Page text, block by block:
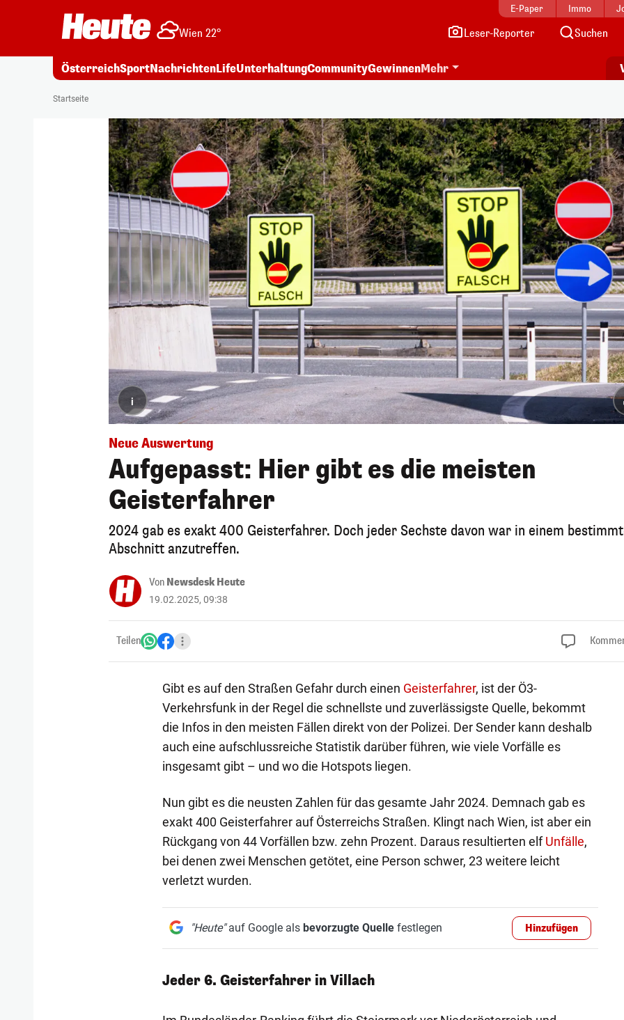
E-Paper Immo
Wien 22° Leser-Reporter Suchen
ÖsterreichSportNachrichtenLifeUnterhaltungCommunityGewinnenMehr
Startseite
i
Neue Auswertung
Aufgepasst: Hier gibt es die meisten
Geisterfahrer
2024 gab es exakt 400 Geisterfahrer. Doch jeder Sechste davon war in einem
Abschnitt anzutreffen.
Von Newsdesk Heute
19.02.2025, 09:38
Teilen
Gibt es auf den Straßen Gefahr durch einen Geisterfahrer, ist der Ö3-
Verkehrsfunk in der Regel die schnellste und zuverlässigste Quelle, bekommt
die Infos in den meisten Fällen direkt von der Polizei. Der Sender kann deshalb
auch eine aufschlussreiche Statistik darüber führen, wie viele Vorfälle es
insgesamt gibt – und wo die Hotspots liegen.
Nun gibt es die neusten Zahlen für das gesamte Jahr 2024. Demnach gab es
exakt 400 Geisterfahrer auf Österreichs Straßen. Klingt nach Wien, ist aber ein
Rückgang von 44 Vorfällen bzw. zehn Prozent. Daraus resultierten elfUnfälle,
bei denen zwei Menschen getötet, eine Person schwer, 23 weitere leicht
verletzt wurden.
"Heute"auf Google als bevorzugte Quellefestlegen Hinzufügen
Jeder 6. Geisterfahrer in Villach